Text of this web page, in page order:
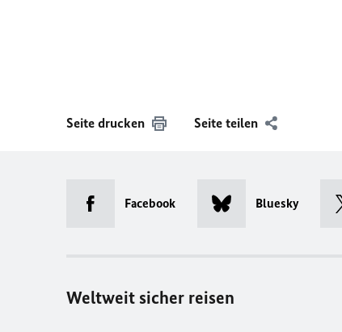
Seite drucken Seite teilen
Facebook Bluesky
Weltweit sicher reisen